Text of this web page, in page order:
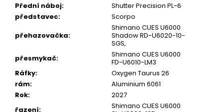
Přední náboj:
Shutter Precision PL-6
představec:
Scorpo
přehazovačka:
Shimano CUES U6000
Shadow RD-U6020-10-
SGS,
přesmykač:
Shimano CUES U6000
FD-U6010-LM3
Ráfky:
Oxygen Taurus 26
rám:
Aluminium 6061
Rok:
2027
řazení:
Shimano CUES U6000